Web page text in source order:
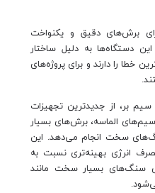
برش‌های دقیق و یکنواخت
دستگاه‌ها به دلیل ساختار
خطا را دارند و برای پروژه‌های
سیم بر، از جدیدترین تجهیزات
الماسه، برش‌های بسیار
سخت انجام می‌دهد. این
انرژی بهینه‌تری نسبت به
سنگ‌های بسیار سخت مانند